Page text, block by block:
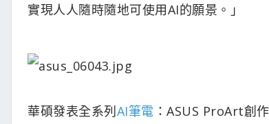
實現人人隨時隨地可使用AI的願景。」
華碩發表全系列AI筆電 ：ASUS ProArt創